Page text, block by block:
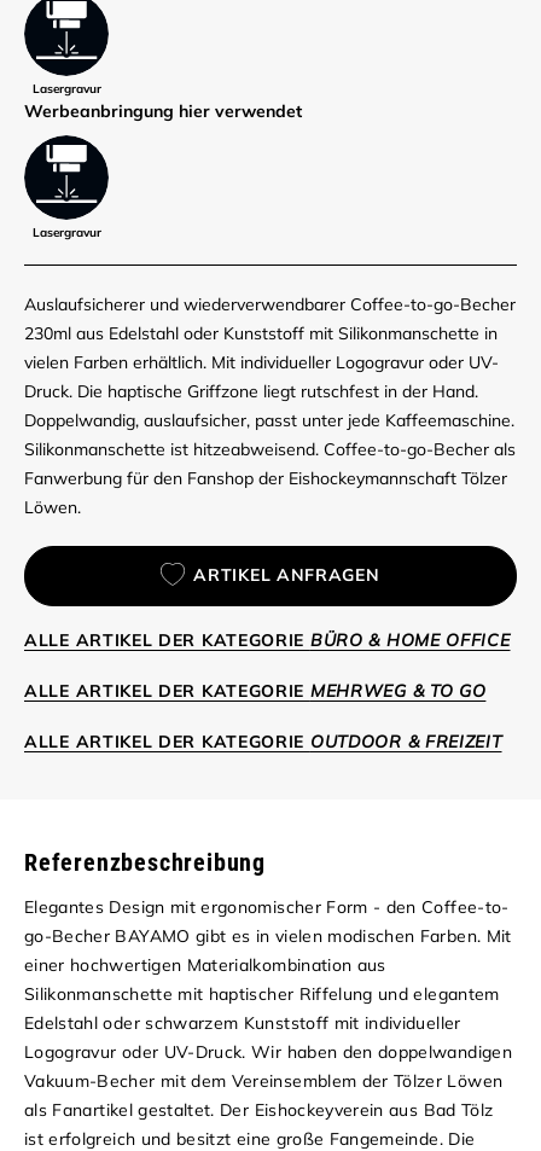
Lasergravur
Werbe­anbringung hier verwendet
Lasergravur
Auslaufsicherer und wiederverwendbarer Coffee-to-go-Becher
230ml aus Edelstahl oder Kunststoff mit Silikonmanschette in
vielen Farben erhältlich. Mit individueller Logogravur oder UV-
Druck. Die haptische Griffzone liegt rutschfest in der Hand.
Doppelwandig, auslaufsicher, passt unter jede Kaffeemaschine.
Silikonmanschette ist hitzeabweisend. Coffee-to-go-Becher als
Fanwerbung für den Fanshop der Eishockeymannschaft Tölzer
Löwen.
ARTIKEL ANFRAGEN
ALLE ARTIKEL DER KATEGORIE BÜRO & HOME OFFICE
ALLE ARTIKEL DER KATEGORIE MEHRWEG & TO GO
ALLE ARTIKEL DER KATEGORIE OUTDOOR & FREIZEIT
Referenzbeschreibung
Elegantes Design mit ergonomischer Form - den Coffee-to-
go-Becher BAYAMO gibt es in vielen modischen Farben. Mit
einer hochwertigen Materialkombination aus
Silikonmanschette mit haptischer Riffelung und elegantem
Edelstahl oder schwarzem Kunststoff mit individueller
Logogravur oder UV-Druck. Wir haben den doppelwandigen
Vakuum-Becher mit dem Vereinsemblem der Tölzer Löwen
als Fanartikel gestaltet. Der Eishockeyverein aus Bad Tölz
ist erfolgreich und besitzt eine große Fangemeinde. Die